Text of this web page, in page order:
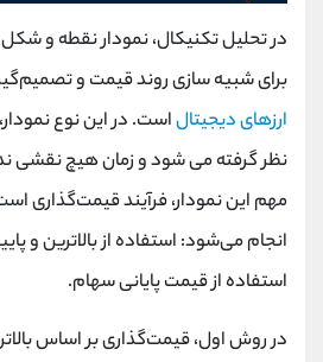
در تحلیل تکنیکال، نمودار نقطه و شکل
برای شبیه ‌سازی روند قیمت و
ارزهای دیجیتالاست. در این نوع
نظر گرفته می ‌شود و زمان هیچ نقشی
مهم این نمودار، فرآیند قیمت‌گذاری
انجام می‌شود: استفاده از بالاترین و
استفاده از قیمت پایانی سهام.
در روش اول، قیمت‌گذاری بر اساس